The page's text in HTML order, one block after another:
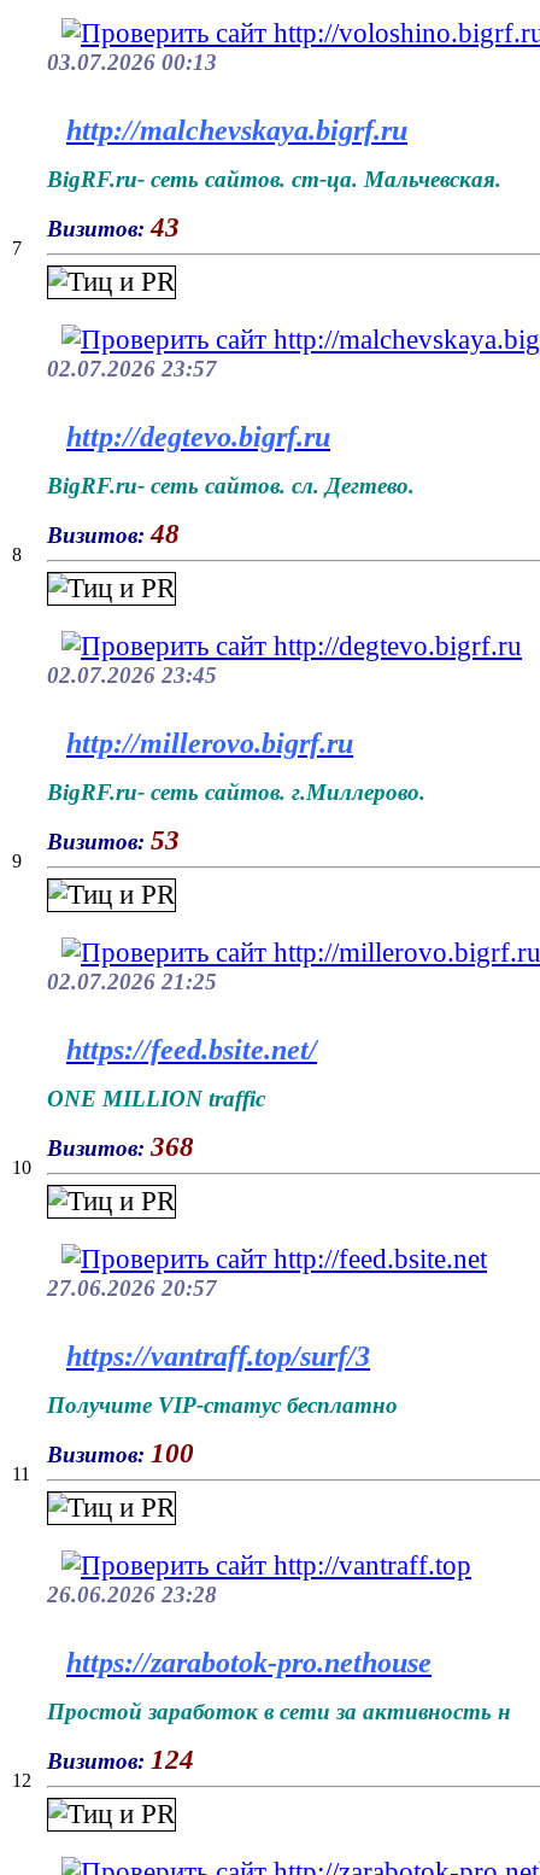
03.07.2026 00:13
7
http://malchevskaya.bigrf.ru
BigRF.ru- сеть сайтов. ст-ца. Мальчевская.
Визитов: 43
02.07.2026 23:57
8
http://degtevo.bigrf.ru
BigRF.ru- сеть сайтов. сл. Дегтево.
Визитов: 48
02.07.2026 23:45
9
http://millerovo.bigrf.ru
BigRF.ru- сеть сайтов. г.Миллерово.
Визитов: 53
02.07.2026 21:25
10
https://feed.bsite.net/
ONE MILLION traffic
Визитов: 368
27.06.2026 20:57
11
https://vantraff.top/surf/3
Получите VIP-статус бесплатно
Визитов: 100
26.06.2026 23:28
12
https://zarabotok-pro.nethouse
Простой заработок в сети за активность н
Визитов: 124